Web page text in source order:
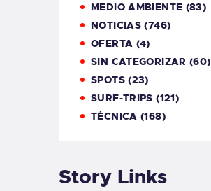
MEDIO AMBIENTE (83)
NOTICIAS (746)
OFERTA (4)
SIN CATEGORIZAR (60)
SPOTS(23)
SURF-TRIPS (121)
TÉCNICA (168)
Story Links